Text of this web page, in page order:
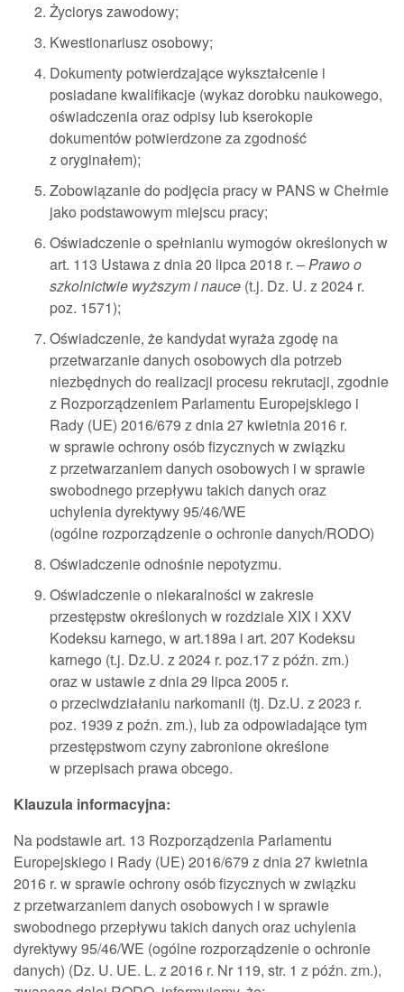
Życiorys zawodowy;
Kwestionariusz osobowy;
Dokumenty potwierdzające wykształcenie i
posiadane kwalifikacje (wykaz dorobku naukowego,
oświadczenia oraz odpisy lub kserokopie
dokumentów potwierdzone za zgodność
z oryginałem);
Zobowiązanie do podjęcia pracy w PANS w Chełmie
jako podstawowym miejscu pracy;
Oświadczenie o spełnianiu wymogów określonych w
art. 113 Ustawa z dnia 20 lipca 2018 r. –Prawo o
szkolnictwie wyższym i nauce (t.j. Dz. U. z 2024 r.
poz. 1571);
Oświadczenie, że kandydat wyraża zgodę na
przetwarzanie danych osobowych dla potrzeb
niezbędnych do realizacji procesu rekrutacji, zgodnie
z Rozporządzeniem Parlamentu Europejskiego i
Rady (UE) 2016/679 z dnia 27 kwietnia 2016 r.
w sprawie ochrony osób fizycznych w związku
z przetwarzaniem danych osobowych i w sprawie
swobodnego przepływu takich danych oraz
uchylenia dyrektywy 95/46/WE
(ogólne rozporządzenie o ochronie danych/RODO)
Oświadczenie odnośnie nepotyzmu.
Oświadczenie o niekaralności w zakresie
przestępstw określonych w rozdziale XIX i XXV
Kodeksu karnego, w art.189a i art. 207 Kodeksu
karnego (t.j. Dz.U. z 2024 r. poz.17 z późn. zm.)
oraz w ustawie z dnia 29 lipca 2005 r.
o przeciwdziałaniu narkomanii (tj. Dz.U. z 2023 r.
poz. 1939 z poźn. zm.), lub za odpowiadające tym
przestępstwom czyny zabronione określone
w przepisach prawa obcego.
Klauzula informacyjna:
Na podstawie art. 13 Rozporządzenia Parlamentu
Europejskiego i Rady (UE) 2016/679 z dnia 27 kwietnia
2016 r. w sprawie ochrony osób fizycznych w związku
z przetwarzaniem danych osobowych i w sprawie
swobodnego przepływu takich danych oraz uchylenia
dyrektywy 95/46/WE (ogólne rozporządzenie o ochronie
danych) (Dz. U. UE. L. z 2016 r. Nr 119, str. 1 z późn. zm.),